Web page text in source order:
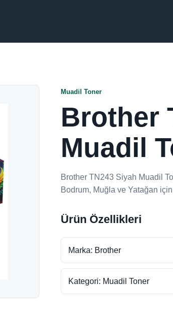
Muadil Toner
Brother
Muadil
Brother TN243 Siyah Muadil
Bodrum, Muğla ve Yatağan
Ürün Özellikleri
Marka: Brother
Kategori: Muadil Toner